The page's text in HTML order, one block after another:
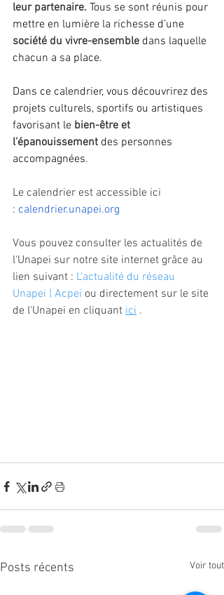
leur partenaire. Tous se sont réunis pour
mettre en lumière la richesse d’une
société du vivre-ensemble dans laquelle
chacun a sa place.
Dans ce calendrier, vous découvrirez des
projets culturels, sportifs ou artistiques
favorisant le bien-être et
l’épanouissement des personnes
accompagnées.
Le calendrier est accessible ici
: calendrier.unapei.org
Vous pouvez consulter les actualités de
l'Unapei sur notre site internet grâce au
lien suivant : L'actualité du réseau
Unapei | Acpei ou directement sur le site
de l'Unapei en cliquant ici .
Posts récents Voir tout